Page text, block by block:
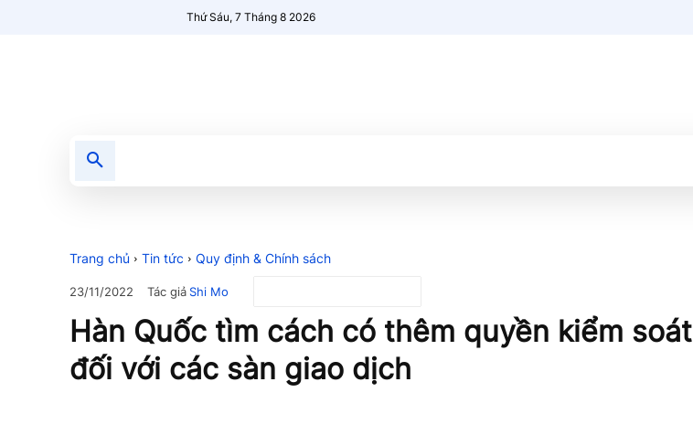
Thứ Sáu, 7 Tháng 8 2026
Trang chủ Tin tức Quy định & Chính sách
23/11/2022 Tác giảShi Mo
Hàn Quốc tìm cách có thêm quyền kiểm soát
đối với các sàn giao dịch